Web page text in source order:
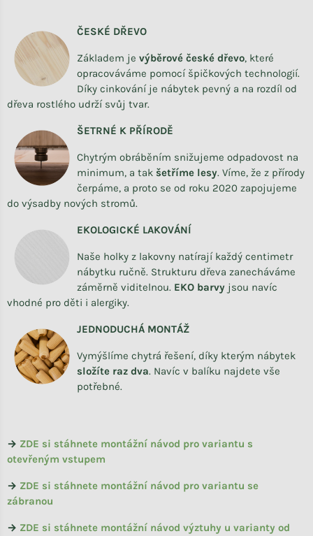
ČESKÉ DŘEVO
Základem je výběrové české dřevo, které
opracováváme pomocí špičkových technologií.
Díky cinkování je nábytek pevný a na rozdíl od
dřeva rostlého udrží svůj tvar.
ŠETRNÉ K PŘÍRODĚ
Chytrým obráběním snižujeme odpadovost na
minimum, a tak šetříme lesy. Víme, že z přírody
čerpáme, a proto se od roku 2020 zapojujeme
do výsadby nových stromů.
EKOLOGICKÉ LAKOVÁNÍ
Naše holky z lakovny natírají každý centimetr
nábytku ručně. Strukturu dřeva zanecháváme
záměrně viditelnou. EKO barvy jsou navíc
vhodné pro děti i alergiky.
JEDNODUCHÁ MONTÁŽ
Vymýšlíme chytrá řešení, díky kterým nábytek
složíte raz dva. Navíc v balíku najdete vše
potřebné.
→ ZDE si stáhnete montážní návod pro variantu s
otevřeným vstupem
→ ZDE si stáhnete montážní návod pro variantu se
zábranou
→ ZDE si stáhnete montážní návod výztuhy u varianty od